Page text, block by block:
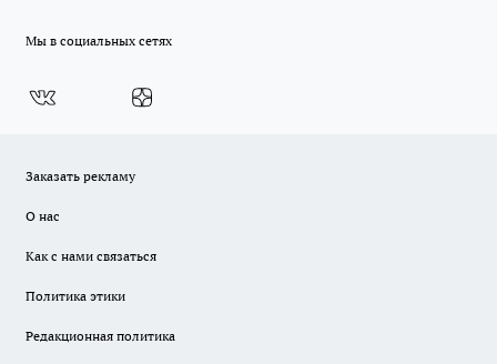
Мы в социальных сетях
Заказать рекламу
О нас
Как с нами связаться
Политика этики
Редакционная политика